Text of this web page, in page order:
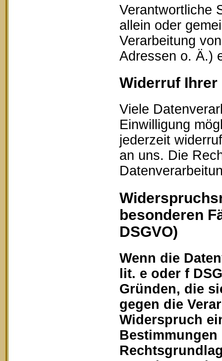
Verantwortliche
allein oder
Verarbeitung
Adressen o. Ä.)
Widerruf
Viele
Einwilligung
jederzeit
an uns. Die
besonderen
DSGVO)
Wenn die
lit. e oder f
Gründen, die
gegen die
Widerspruch